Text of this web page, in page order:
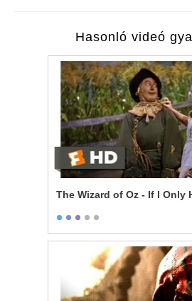
Hasonló videó
The Wizard of Oz - If I Only